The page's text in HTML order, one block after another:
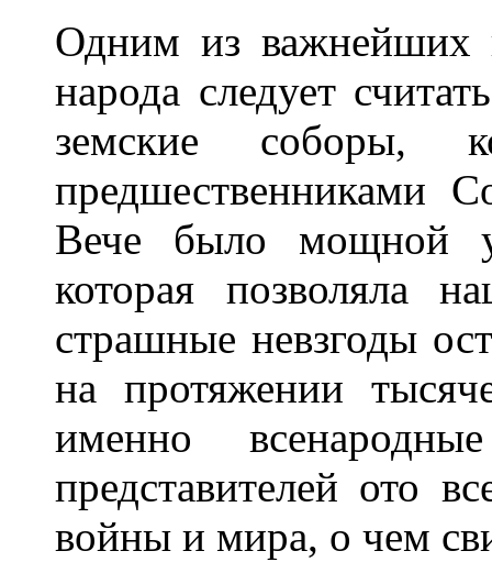
Одним из важнейших
народа следует
земские соборы,
предшественниками
Вече было мощной
которая позволяла
страшные невзгоды
на протяжении
именно
представителей ото
войны и мира, о чем